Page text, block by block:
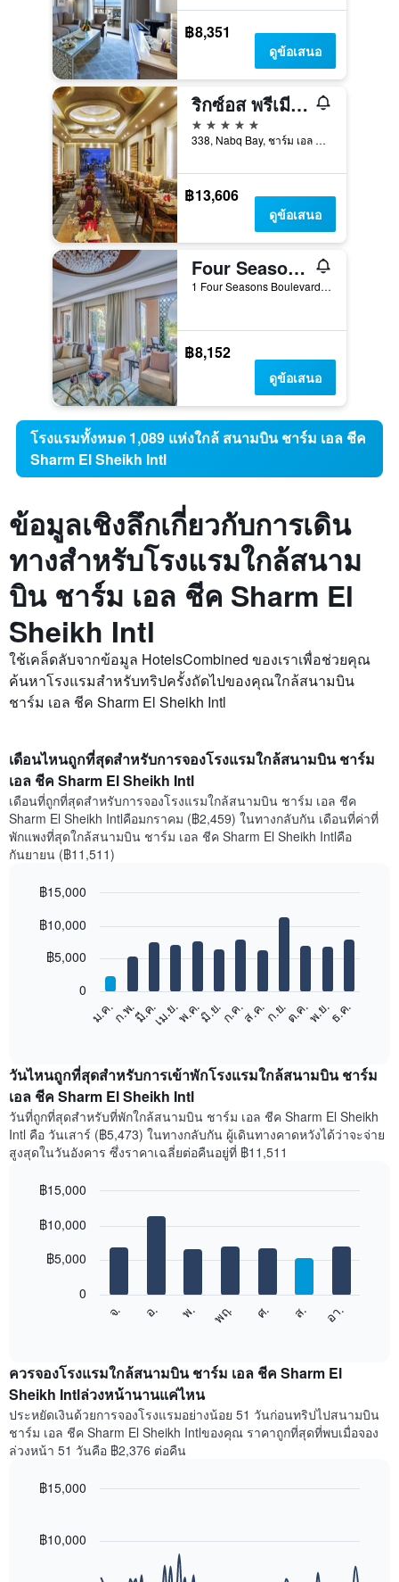
฿8,351
ดูข้อเสนอ
ริกซ์อส พรีเมียม ซีเกท
5 ดาว
338, Nabq Bay, ชาร์ม เอล ชีค, อียิปต์
฿13,606
ดูข้อเสนอ
Four Seasons Resort Sharm El Sheikh
1 Four Seasons Boulevard, ชาร์ม เอล ชีค, อียิปต์
฿8,152
ดูข้อเสนอ
โรงแรมทั้งหมด 1,089 แห่งใกล้ สนามบิน ชาร์ม เอล ชีค
Sharm El Sheikh Intl
ข้อมูลเชิงลึกเกี่ยวกับการเดิน
ทางสำหรับโรงแรมใกล้สนาม
บิน ชาร์ม เอล ชีค Sharm El
Sheikh Intl
ใช้เคล็ดลับจากข้อมูล HotelsCombined ของเราเพื่อช่วยคุณ
ค้นหาโรงแรมสำหรับทริปครั้งถัดไปของคุณใกล้สนามบิน
ชาร์ม เอล ชีค Sharm El Sheikh Intl
เดือนไหนถูกที่สุดสำหรับการจองโรงแรมใกล้สนามบิน ชาร์ม
เอล ชีค Sharm El Sheikh Intl
เดือนที่ถูกที่สุดสำหรับการจองโรงแรมใกล้สนามบิน ชาร์ม เอล ชีค
Sharm El Sheikh Intlคือมกราคม (฿2,459) ในทางกลับกัน เดือนที่ค่าที่
พักแพงที่สุดใกล้สนามบิน ชาร์ม เอล ชีค Sharm El Sheikh Intlคือ
กันยายน (฿11,511)
chart
แสดง
ราคา
เฉลี่ย
ของ
ห้อง
พัก
แต่ละ
แผนภูมิ
แกน
มี
แกน
Y
1
แกน
ดง
ราคา
ห้อง
graphic.
ม.ค.ก.พ.มี.ค.เม.ย.พ.ค.มิ.ย.ก.ค.ส.ค.ก.ย.ต.ค.พ.ย.ธ.ค.
0
฿5,000
฿10,000
฿15,000
วันไหนถูกที่สุดสำหรับการเข้าพักโรงแรมใกล้สนามบิน ชาร์ม
เอล ชีค Sharm El Sheikh Intl
วันที่ถูกที่สุดสำหรับที่พักใกล้สนามบิน ชาร์ม เอล ชีค Sharm El Sheikh
Intl คือ วันเสาร์ (฿5,473) ในทางกลับกัน ผู้เดินทางคาดหวังได้ว่าจะจ่าย
สูงสุดในวันอังคาร ซึ่งราคาเฉลี่ยต่อคืนอยู่ที่ ฿11,511
chart
bars.
แสดง
ราคา
เฉลี่ย
ของ
ห้อง
พัก
แต่ละ
สัปดาห์
graphic.
จ. อ. พ. พฤ. ศ. ส. อา.
0
฿5,000
฿10,000
฿15,000
ควรจองโรงแรมใกล้สนามบิน ชาร์ม เอล ชีค Sharm El
Sheikh Intlล่วงหน้านานแค่ไหน
ประหยัดเงินด้วยการจองโรงแรมอย่างน้อย 51 วันก่อนทริปไปสนามบิน
ชาร์ม เอล ชีค Sharm El Sheikh Intlของคุณ ราคาถูกที่สุดที่พบเมื่อจอง
ล่วงหน้า 51 วันคือ ฿2,376 ต่อคืน
with
฿10,000
฿15,000